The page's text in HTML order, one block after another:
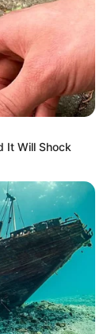
Mute
model untuk
Beach Club,
Bali.
Kellar
It Will Shock